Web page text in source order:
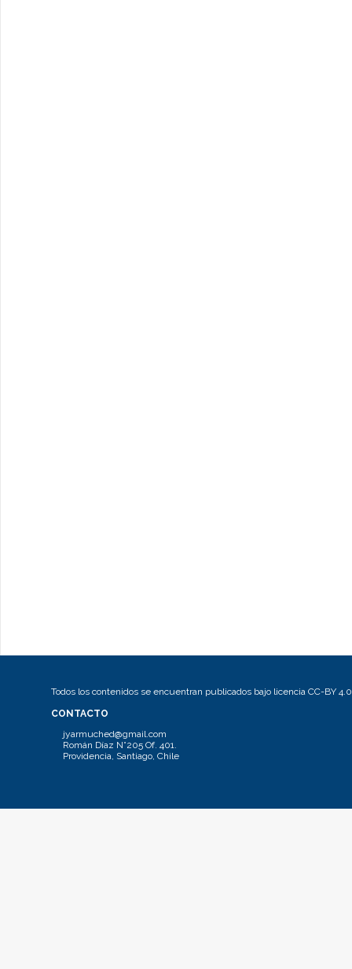
Todos los contenidos se encuentran publicados bajo licencia CC-BY 4.0
CONTACTO
jyarmuched@gmail.com
Román Díaz N°205 Of. 401.
Providencia, Santiago, Chile